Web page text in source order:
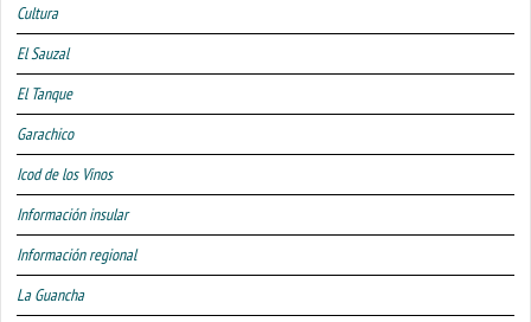
Cultura
El Sauzal
El Tanque
Garachico
Icod de los Vinos
Información insular
Información regional
La Guancha